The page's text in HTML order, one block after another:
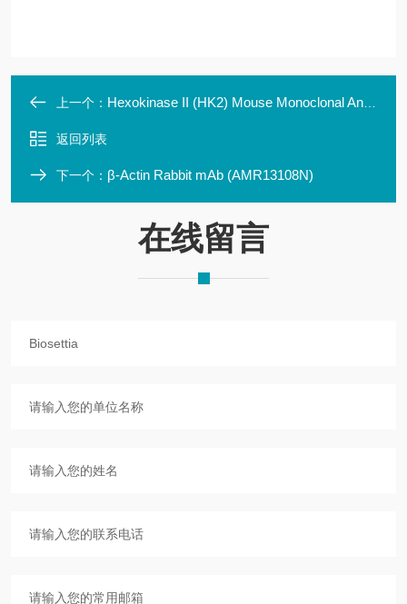
上一个： Hexokinase II (HK2) Mouse Monoclonal Antibody Clon
返回列表
下一个： β-Actin Rabbit mAb (AMR13108N)
在线留言